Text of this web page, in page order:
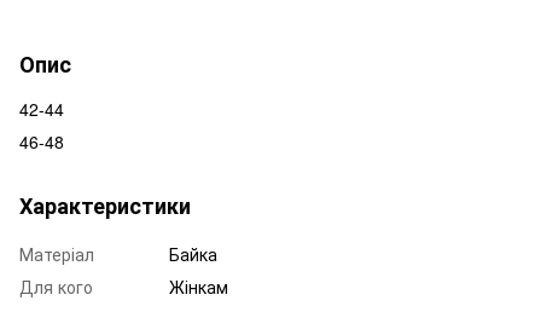
Опис
42-44
46-48
Характеристики
Матеріал
Байка
Для кого
Жінкам